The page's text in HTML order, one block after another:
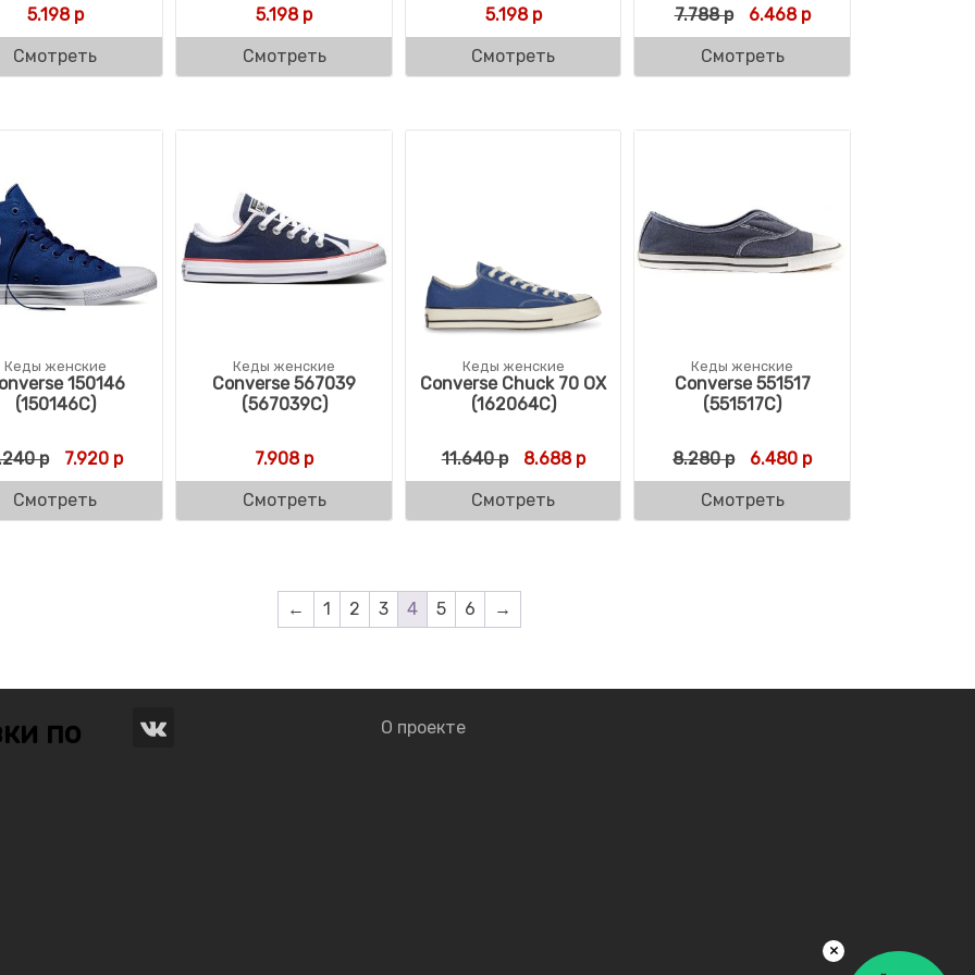
5.198р
Смотреть
5.198р
Смотреть
5.198р
Смотреть
7.788р Первоначальная цена
6.468рТекущая цена:
Смотреть
Кеды женские
150146
(150146C)
р Первоначальная цена составляла 9.240 р.
7.920рТекущая цена: 7.920 р.
Смотреть
Кеды женские
Converse 567039
(567039C)
7.908р
Смотреть
Кеды женские
Converse Chuck 70 OX
(162064C)
11.640р Первоначальная цена составляла 11.640 р.
8.688рТекущая цена: 8.688 р.
Смотреть
Кеды женские
Converse 551517
(551517C)
8.280р Первоначальная цена
6.480 рТекущая цена:
Смотреть
← 1 2 3 4 5 6 →
по О проекте
×